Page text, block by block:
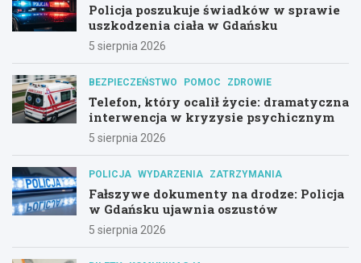
Policja poszukuje świadków w sprawie
uszkodzenia ciała w Gdańsku
5 sierpnia 2026
BEZPIECZEŃSTWO POMOC ZDROWIE
Telefon, który ocalił życie: dramatyczna
interwencja w kryzysie psychicznym
5 sierpnia 2026
POLICJA WYDARZENIA ZATRZYMANIA
Fałszywe dokumenty na drodze: Policja
w Gdańsku ujawnia oszustów
5 sierpnia 2026